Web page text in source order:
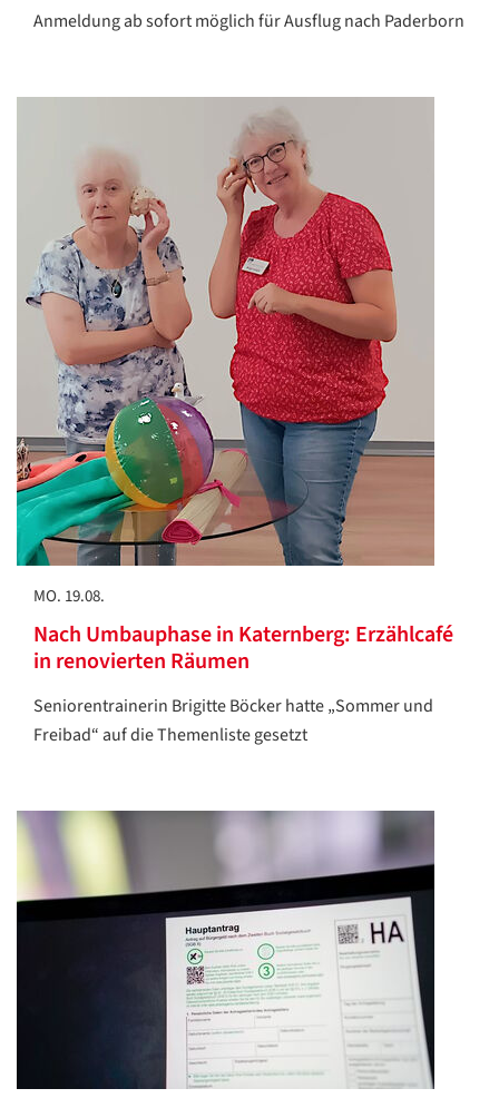
Anmeldung ab sofort möglich für Ausflug nach Paderborn
MO. 19.08.
Nach Umbauphase in Katernberg: Erzählcafé
in renovierten Räumen
Seniorentrainerin Brigitte Böcker hatte „Sommer und
Freibad“ auf die Themenliste gesetzt